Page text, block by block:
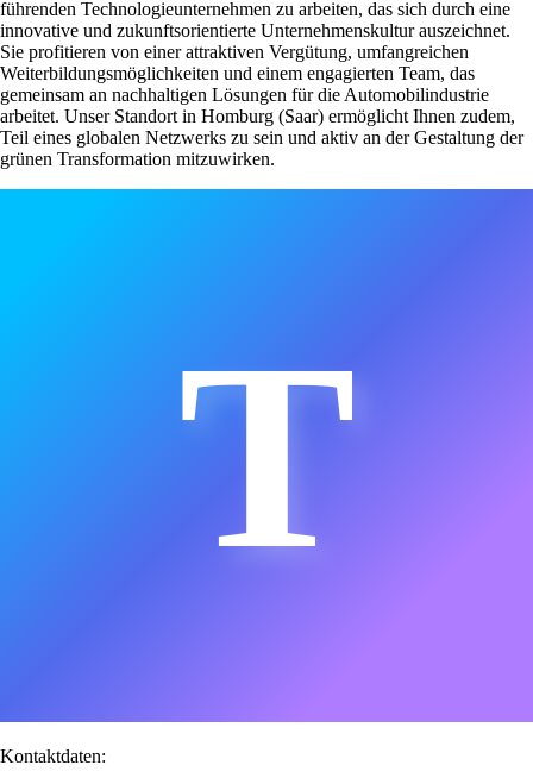
führenden Technologieunternehmen zu arbeiten, das sich durch eine
innovative und zukunftsorientierte Unternehmenskultur auszeichnet.
Sie profitieren von einer attraktiven Vergütung, umfangreichen
Weiterbildungsmöglichkeiten und einem engagierten Team, das
gemeinsam an nachhaltigen Lösungen für die Automobilindustrie
arbeitet. Unser Standort in Homburg (Saar) ermöglicht Ihnen zudem,
Teil eines globalen Netzwerks zu sein und aktiv an der Gestaltung der
grünen Transformation mitzuwirken.
T
Kontaktdaten: